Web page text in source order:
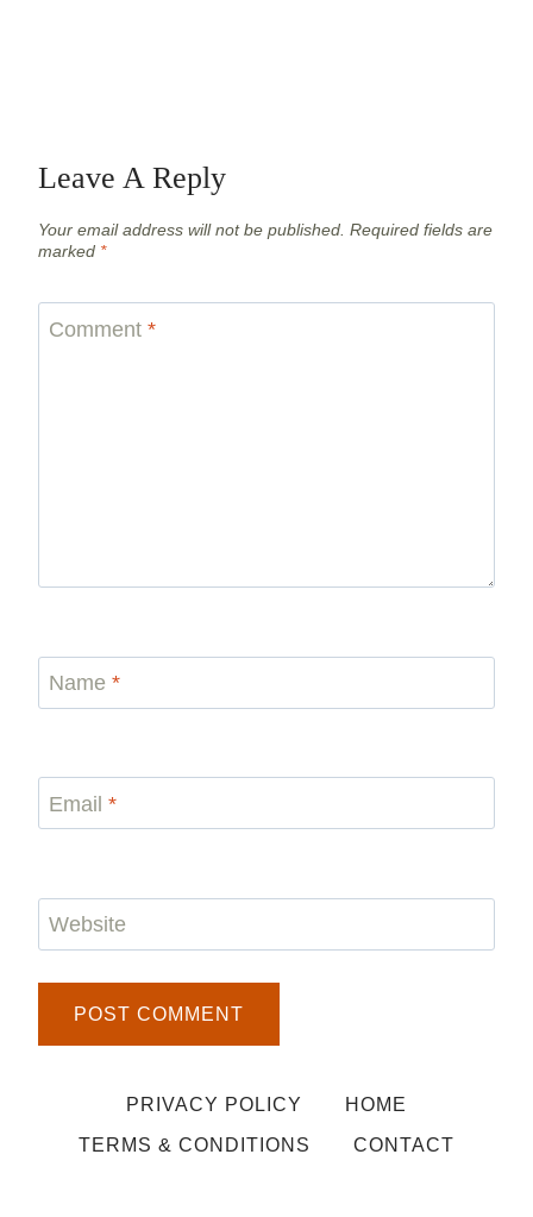
Leave A Reply
Your email address will not be published. Required fields are
marked *
Comment *
Name *
Email *
Website
PRIVACY POLICY HOME
TERMS & CONDITIONS CONTACT